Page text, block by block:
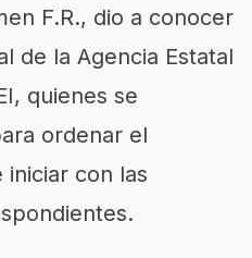
F.R., dio a conocer
de la Agencia Estatal
quienes se
ordenar el
con las